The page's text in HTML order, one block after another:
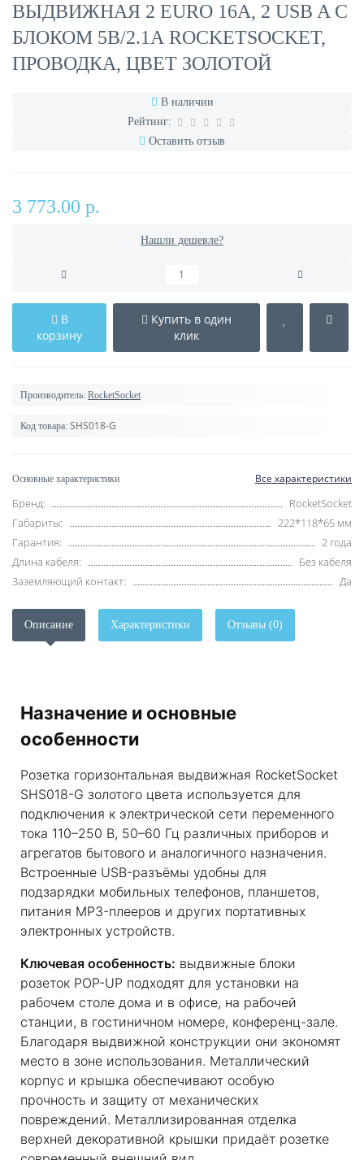
ВЫДВИЖНАЯ 2 EURO 16A, 2 USB A С
БЛОКОМ 5В/2.1А ROCKETSOCKET,
ПРОВОДКА, ЦВЕТ ЗОЛОТОЙ
В наличии
Рейтинг:
Оставить отзыв
3 773.00 р.
Нашли дешевле?
В
корзину
Купить в один
клик
Производитель: RocketSocket
Код товара: SHS018-G
Основные характеристики Все характеристики
Бренд:
RocketSocket
Габариты:
222*118*65 мм
Гарантия:
2 года
Длина кабеля:
Без кабеля
Заземляющий контакт:
Да
Описание Характеристики Отзывы (0)
Назначение и основные
особенности
Розетка горизонтальная выдвижная RocketSocket
SHS018-G золотого цвета используется для
подключения к электрической сети переменного
тока 110–250 В, 50–60 Гц различных приборов и
агрегатов бытового и аналогичного назначения.
Встроенные USB-разъёмы удобны для
подзарядки мобильных телефонов, планшетов,
питания MP3-плееров и других портативных
электронных устройств.
Ключевая особенность: выдвижные блоки
розеток POP-UP подходят для установки на
рабочем столе дома и в офисе, на рабочей
станции, в гостиничном номере, конференц-зале.
Благодаря выдвижной конструкции они экономят
место в зоне использования. Металлический
корпус и крышка обеспечивают особую
прочность и защиту от механических
повреждений. Металлизированная отделка
верхней декоративной крышки придаёт розетке